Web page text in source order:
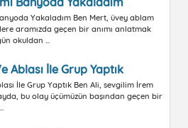
Yakaladım Ben Mert, üvey ablam
aramızda geçen bir anımı anlatmak
okuldan ...
Ablası İle Grup Yaptık
İle Grup Yaptık Ben Ali, sevgilim İrem
bu olay üçümüzün başından geçen bir